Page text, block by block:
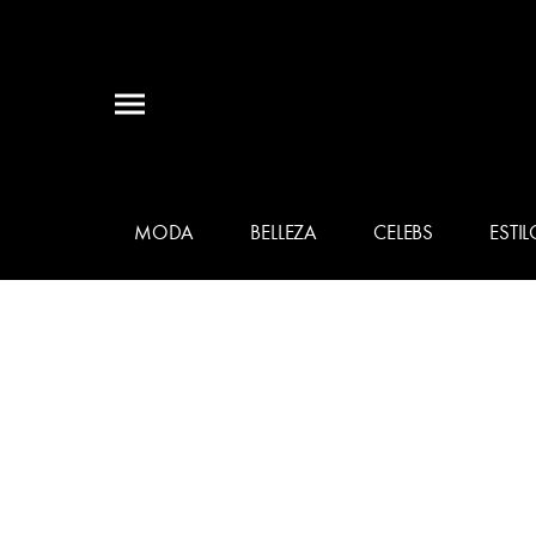
MODA BELLEZA CELEBS